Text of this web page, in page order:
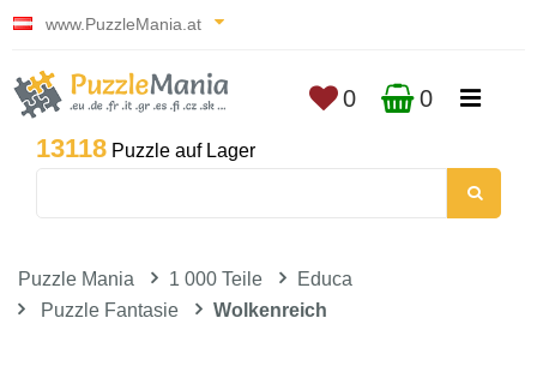
www.PuzzleMania.at
13118 Puzzle auf Lager
0 0
Puzzle Mania 1 000 Teile
Educa
Puzzle Fantasie
Wolkenreich